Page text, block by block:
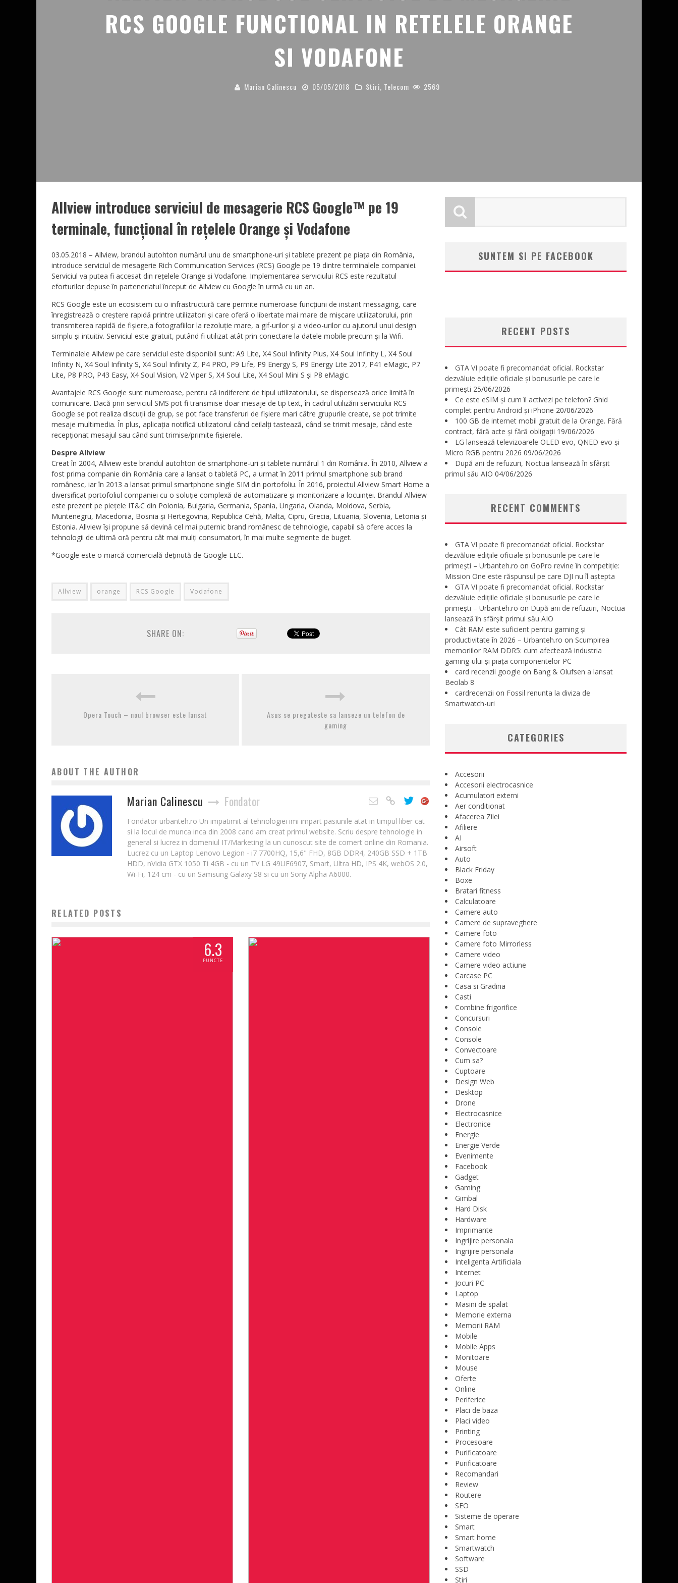
RCS GOOGLE FUNCTIONAL IN RETELELE ORANGE
SI VODAFONE
Marian Calinescu 05/05/2018 Stiri Telecom 2569
Allview introduce serviciul de mesagerie RCS Google™ pe 19
terminale, funcțional în rețelele Orange și Vodafone
03.05.2018 – Allview, brandul autohton numărul unu de smartphone-uri și tablete prezent pe piața din România,
introduce serviciul de mesagerie Rich Communication Services (RCS) Google pe 19 dintre terminalele companiei.
Serviciul va putea fi accesat din rețelele Orange și Vodafone. Implementarea serviciului RCS este rezultatul
eforturilor depuse în parteneriatul început de Allview cu Google în urmă cu un an.
RCS Google este un ecosistem cu o infrastructură care permite numeroase funcțiuni de instant messaging, care
înregistrează o creștere rapidă printre utilizatori și care oferă o libertate mai mare de mișcare utilizatorului, prin
transmiterea rapidă de fișiere,a fotografiilor la rezoluție mare, a gif-urilor şi a video-urilor cu ajutorul unui design
simplu și intuitiv. Serviciul este gratuit, putând fi utilizat atât prin conectare la datele mobile precum şi la Wifi.
Terminalele Allview pe care serviciul este disponibil sunt: A9 Lite, X4 Soul Infinity Plus, X4 Soul Infinity L, X4 Soul
Infinity N, X4 Soul Infinity S, X4 Soul Infinity Z, P4 PRO, P9 Life, P9 Energy S, P9 Energy Lite 2017, P41 eMagic, P7
Lite, P8 PRO, P43 Easy, X4 Soul Vision, V2 Viper S, X4 Soul Lite, X4 Soul Mini S și P8 eMagic.
Avantajele RCS Google sunt numeroase, pentru că indiferent de tipul utilizatorului, se dispersează orice limită în
comunicare. Dacă prin serviciul SMS pot fi transmise doar mesaje de tip text, în cadrul utilizării serviciului RCS
Google se pot realiza discuții de grup, se pot face transferuri de fișiere mari către grupurile create, se pot trimite
mesaje multimedia. În plus, aplicația notifică utilizatorul când ceilalți tastează, când se trimit mesaje, când este
recepționat mesajul sau când sunt trimise/primite fișierele.
Despre Allview
Creat în 2004, Allview este brandul autohton de smartphone-uri și tablete numărul 1 din România. În 2010, Allview a
fost prima companie din România care a lansat o tabletă PC, a urmat în 2011 primul smartphone sub brand
românesc, iar în 2013 a lansat primul smartphone single SIM din portofoliu. În 2016, proiectul Allview Smart Home a
diversificat portofoliul companiei cu o soluție complexă de automatizare și monitorizare a locuinței. Brandul Allview
este prezent pe piețele IT&C din Polonia, Bulgaria, Germania, Spania, Ungaria, Olanda, Moldova, Serbia,
Muntenegru, Macedonia, Bosnia și Hertegovina, Republica Cehă, Malta, Cipru, Grecia, Lituania, Slovenia, Letonia și
Estonia. Allview își propune să devină cel mai puternic brand românesc de tehnologie, capabil să ofere acces la
tehnologii de ultimă oră pentru cât mai mulți consumatori, în mai multe segmente de buget.
*Google este o marcă comercială deținută de Google LLC.
Allview orange RCS Google Vodafone
SHARE ON:
Opera Touch – noul browser este lansat
Asus se pregateste sa lanseze un telefon de
gaming
ABOUT THE AUTHOR
Marian Calinescu Fondator
Fondator urbanteh.ro Un impatimit al tehnologiei imi impart pasiunile atat in timpul liber cat
si la locul de munca inca din 2008 cand am creat primul website. Scriu despre tehnologie in
general si lucrez in domeniul IT/Marketing la un cunoscut site de comert online din Romania.
Lucrez cu un Laptop Lenovo Legion - i7 7700HQ, 15,6" FHD, 8GB DDR4, 240GB SSD + 1TB
HDD, nVidia GTX 1050 Ti 4GB - cu un TV LG 49UF6907, Smart, Ultra HD, IPS 4K, webOS 2.0,
Wi-Fi, 124 cm - cu un Samsung Galaxy S8 si cu un Sony Alpha A6000.
RELATED POSTS
6.3
PUNCTE
SUNTEM SI PE FACEBOOK
RECENT POSTS
GTA VI poate fi precomandat oficial. Rockstar
dezvăluie edițiile oficiale și bonusurile pe care le
primești 25/06/2026
Ce este eSIM și cum îl activezi pe telefon? Ghid
complet pentru Android și iPhone 20/06/2026
100 GB de internet mobil gratuit de la Orange. Fără
contract, fără acte și fără obligații 19/06/2026
LG lansează televizoarele OLED evo, QNED evo și
Micro RGB pentru 2026 09/06/2026
După ani de refuzuri, Noctua lansează în sfârșit
primul său AIO 04/06/2026
RECENT COMMENTS
GTA VI poate fi precomandat oficial. Rockstar
dezvăluie edițiile oficiale și bonusurile pe care le
primești – Urbanteh.ro on GoPro revine în competiție:
Mission One este răspunsul pe care DJI nu îl aștepta
GTA VI poate fi precomandat oficial. Rockstar
dezvăluie edițiile oficiale și bonusurile pe care le
primești – Urbanteh.ro on După ani de refuzuri, Noctua
lansează în sfârșit primul său AIO
Cât RAM este suficient pentru gaming și
productivitate în 2026 – Urbanteh.ro on Scumpirea
memoriilor RAM DDR5: cum afectează industria
gaming-ului și piața componentelor PC
card recenzii google on Bang & Olufsen a lansat
Beolab 8
cardrecenzii on Fossil renunta la diviza de
Smartwatch-uri
CATEGORIES
Accesorii
Accesorii electrocasnice
Acumulatori externi
Aer conditionat
Afacerea Zilei
Afiliere
AI
Airsoft
Auto
Black Friday
Boxe
Bratari fitness
Calculatoare
Camere auto
Camere de supraveghere
Camere foto
Camere foto Mirrorless
Camere video
Camere video actiune
Carcase PC
Casa si Gradina
Casti
Combine frigorifice
Concursuri
Console
Console
Convectoare
Cum sa?
Cuptoare
Design Web
Desktop
Drone
Electrocasnice
Electronice
Energie
Energie Verde
Evenimente
Facebook
Gadget
Gaming
Gimbal
Hard Disk
Hardware
Imprimante
Ingrijire personala
Ingrijire personala
Inteligenta Artificiala
Internet
Jocuri PC
Laptop
Masini de spalat
Memorie externa
Memorii RAM
Mobile
Mobile Apps
Monitoare
Mouse
Oferte
Online
Periferice
Placi de baza
Placi video
Printing
Procesoare
Purificatoare
Purificatoare
Recomandari
Review
Routere
SEO
Sisteme de operare
Smart
Smart home
Smartwatch
Software
SSD
Stiri